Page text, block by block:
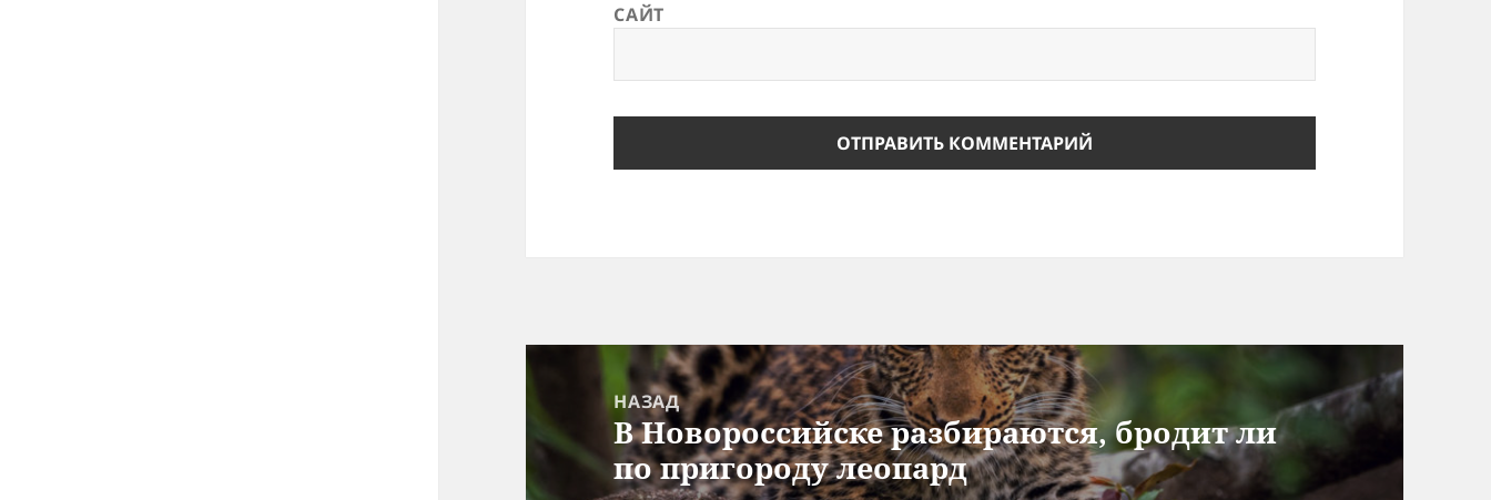
САЙТ
Навигация
записям
НАЗАД
Предыдущая
запись:
В Новороссийске разбираются, бродит ли
по пригороду леопард